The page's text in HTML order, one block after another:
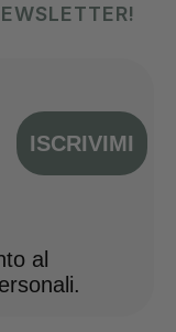
ISCRIVIMI
al